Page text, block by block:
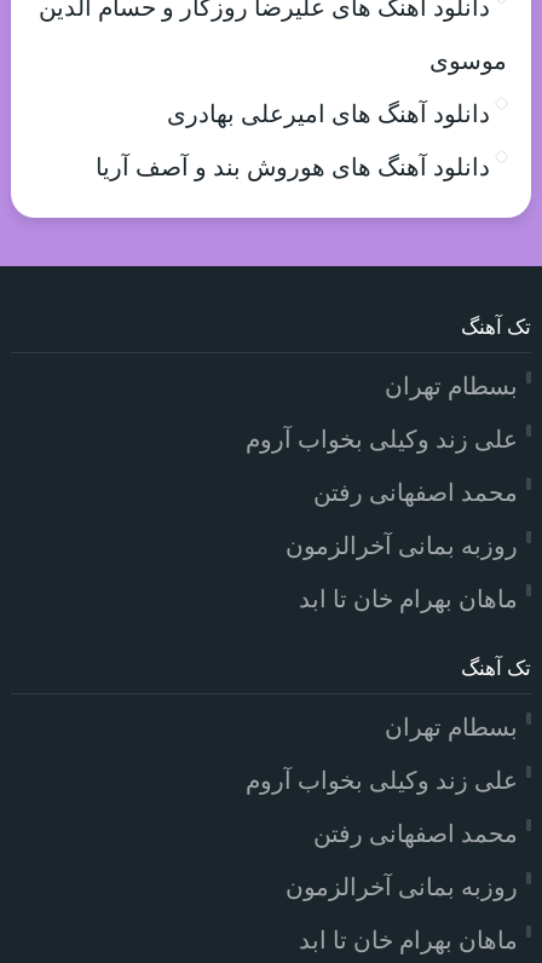
دانلود آهنگ های علیرضا روزگار و حسام الدین
موسوی
دانلود آهنگ های امیرعلی بهادری
دانلود آهنگ های هوروش بند و آصف آریا
تک آهنگ
بسطام تهران
علی زند وکیلی بخواب آروم
محمد اصفهانی رفتن
روزبه بمانی آخرالزمون
ماهان بهرام خان تا ابد
تک آهنگ
بسطام تهران
علی زند وکیلی بخواب آروم
محمد اصفهانی رفتن
روزبه بمانی آخرالزمون
ماهان بهرام خان تا ابد